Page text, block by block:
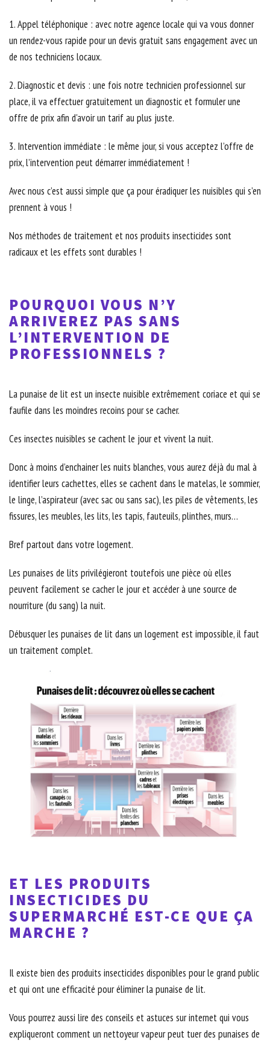
1. Appel téléphonique : avec notre agence locale qui va vous donner
un rendez-vous rapide pour un devis gratuit sans engagement avec un
de nos techniciens locaux.
2. Diagnostic et devis : une fois notre technicien professionnel sur
place, il va effectuer gratuitement un diagnostic et formuler une
offre de prix afin d'avoir un tarif au plus juste.
3. Intervention immédiate : le même jour, si vous acceptez l’offre de
prix, l’intervention peut démarrer immédiatement !
Avec nous c’est aussi simple que ça pour éradiquer les nuisibles qui s’en
prennent à vous !
Nos méthodes de traitement et nos produits insecticides sont
radicaux et les effets sont durables !
POURQUOI VOUS N’Y
ARRIVEREZ PAS SANS
L’INTERVENTION DE
PROFESSIONNELS ?
La punaise de lit est un insecte nuisible extrêmement coriace et qui se
faufile dans les moindres recoins pour se cacher.
Ces insectes nuisibles se cachent le jour et vivent la nuit.
Donc à moins d’enchainer les nuits blanches, vous aurez déjà du mal à
identifier leurs cachettes, elles se cachent dans le matelas, le sommier,
le linge, l’aspirateur (avec sac ou sans sac), les piles de vêtements, les
fissures, les meubles, les lits, les tapis, fauteuils, plinthes, murs…
Bref partout dans votre logement.
Les punaises de lits privilégieront toutefois une pièce où elles
peuvent facilement se cacher le jour et accéder à une source de
nourriture (du sang) la nuit.
Débusquer les punaises de lit dans un logement est impossible, il faut
un traitement complet.
ET LES PRODUITS
INSECTICIDES DU
SUPERMARCHÉ EST-CE QUE ÇA
MARCHE ?
Il existe bien des produits insecticides disponibles pour le grand public
et qui ont une efficacité pour éliminer la punaise de lit.
Vous pourrez aussi lire des conseils et astuces sur internet qui vous
expliqueront comment un nettoyeur vapeur peut tuer des punaises de